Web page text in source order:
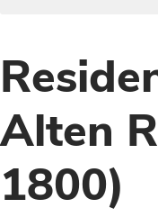
Alten
1800)